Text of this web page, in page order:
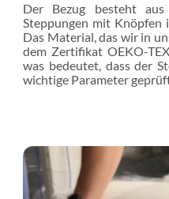
Der Bezug besteht aus
Steppungen mit Knöpfen
Das Material, das wir in
dem Zertifikat OEKO-
was bedeutet, dass der
wichtige Parameter